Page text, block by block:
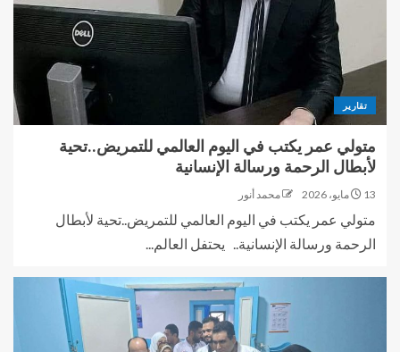
تقارير
متولي عمر يكتب في اليوم العالمي للتمريض..تحية
لأبطال الرحمة ورسالة الإنسانية
13 مايو، 2026 محمد أنور
متولي عمر يكتب في اليوم العالمي للتمريض..تحية لأبطال
الرحمة ورسالة الإنسانية.. يحتفل العالم...